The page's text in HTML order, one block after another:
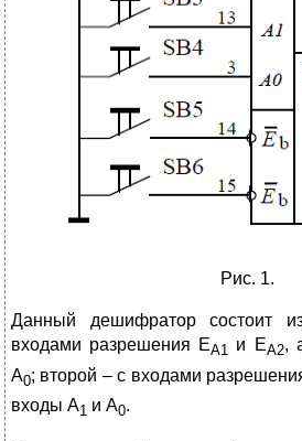
Рис. 1.
Данный дешифратор состоит
входами разрешения ЕА1 и ЕА2,
А0; второй – с входами
входы А1 и А0.